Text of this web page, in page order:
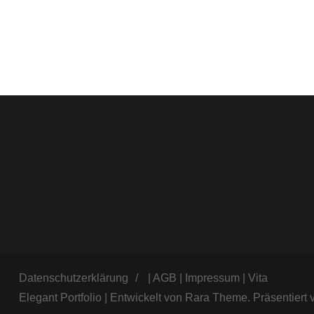
Datenschutzerklärung AGB Impressum
Vita
Elegant Portfolio | Entwickelt von Rara Theme. Präsentiert